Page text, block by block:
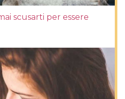
scusarti per essere